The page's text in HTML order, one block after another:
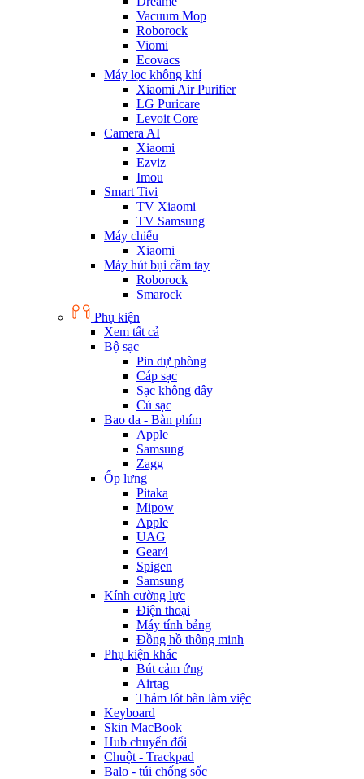
Vacuum Mop
Roborock
Viomi
Ecovacs
Máy lọc không khí
Xiaomi Air Purifier
LG Puricare
Levoit Core
Camera AI
Xiaomi
Ezviz
Imou
Smart Tivi
TV Xiaomi
TV Samsung
Máy chiếu
Xiaomi
Máy hút bụi cầm tay
Roborock
Smarock
Phụ kiện
Xem tất cả
Bộ sạc
Pin dự phòng
Cáp sạc
Sạc không dây
Củ sạc
Bao da - Bàn phím
Apple
Samsung
Zagg
Ốp lưng
Pitaka
Mipow
Apple
UAG
Gear4
Spigen
Samsung
Kính cường lực
Điện thoại
Máy tính bảng
Đồng hồ thông minh
Phụ kiện khác
Bút cảm ứng
Airtag
Thảm lót bàn làm việc
Keyboard
Skin MacBook
Hub chuyển đổi
Chuột - Trackpad
Balo - túi chống sốc